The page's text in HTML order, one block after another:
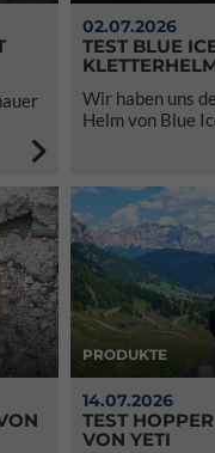
02.07.2026
TEST BLUE
Wir haben uns
Helm von Blue
PRODUKTE
14.07.2026
TEST
VON YETI